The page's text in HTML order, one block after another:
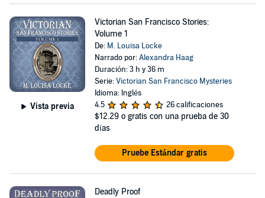
Vista previa
Victorian San Francisco Stories:
Volume 1
De: M. Louisa Locke
Narrado por:Alexandra Haag
Duración: 3 h y 36 m
Serie:Victorian San Francisco Mysteries
Idioma: Inglés
4.5
26 calificaciones
$12.29 o gratis con una prueba de 30
días
Pruebe Estándar gratis
Deadly Proof